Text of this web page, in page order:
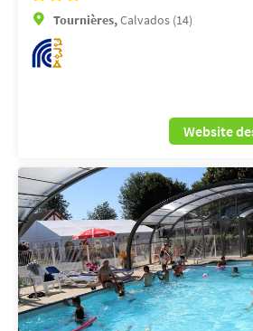
Tournières,Calvados (14)
Website